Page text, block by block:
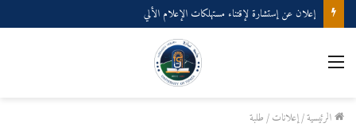
إعلان عن إستشارة لإقتناء مستهلكات الإعلام الألي
القائمة
الرئيسية/إعلانات/طلبة